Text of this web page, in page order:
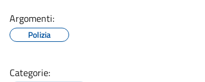
Argomenti:
Polizia
Categorie: